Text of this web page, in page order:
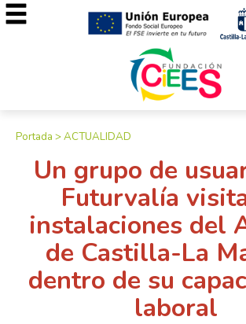
Portada >ACTUALIDAD
Un grupo de
Futurvalía
instalaciones del
de Castilla-La
dentro de su
laboral